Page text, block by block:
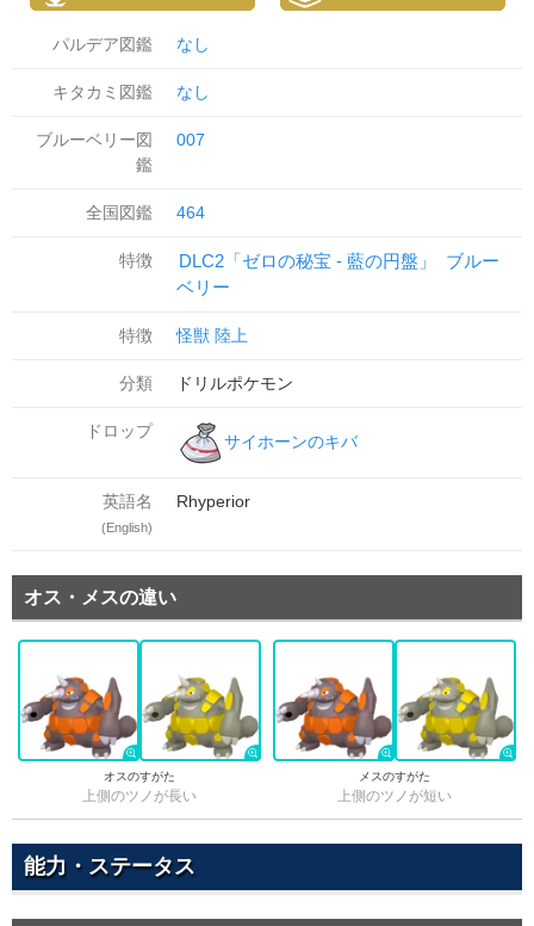
パルデア図鑑 なし
キタカミ図鑑 なし
ブルーベリー図
鑑
007
全国図鑑 464
特徴 DLC2「ゼロの秘宝 - 藍の円盤」
ブルー
ベリー
特徴 怪獣 陸上
分類 ドリルポケモン
ドロップ
サイホーンのキバ
英語名
(English)
Rhyperior
オス・メスの違い
オスのすがた
上側のツノが長い
メスのすがた
上側のツノが短い
能力・ステータス